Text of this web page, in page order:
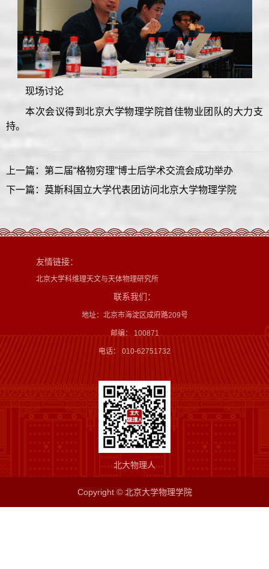
现场讨论
本次会议得到北京大学物理学院首佳物业团队的大力支
持。
上一篇：第二届“格物穷理”博士后学术交流会成功举办
下一篇：莫斯科国立大学代表团访问北京大学物理学院
友情链接：
北京大学科维理天文与天体物理研究所
联系我们：
地址：北京市海淀区成府路209号
邮编： 100871
电话： 010-62751732
北大物理人
Copyright © 北京大学物理学院